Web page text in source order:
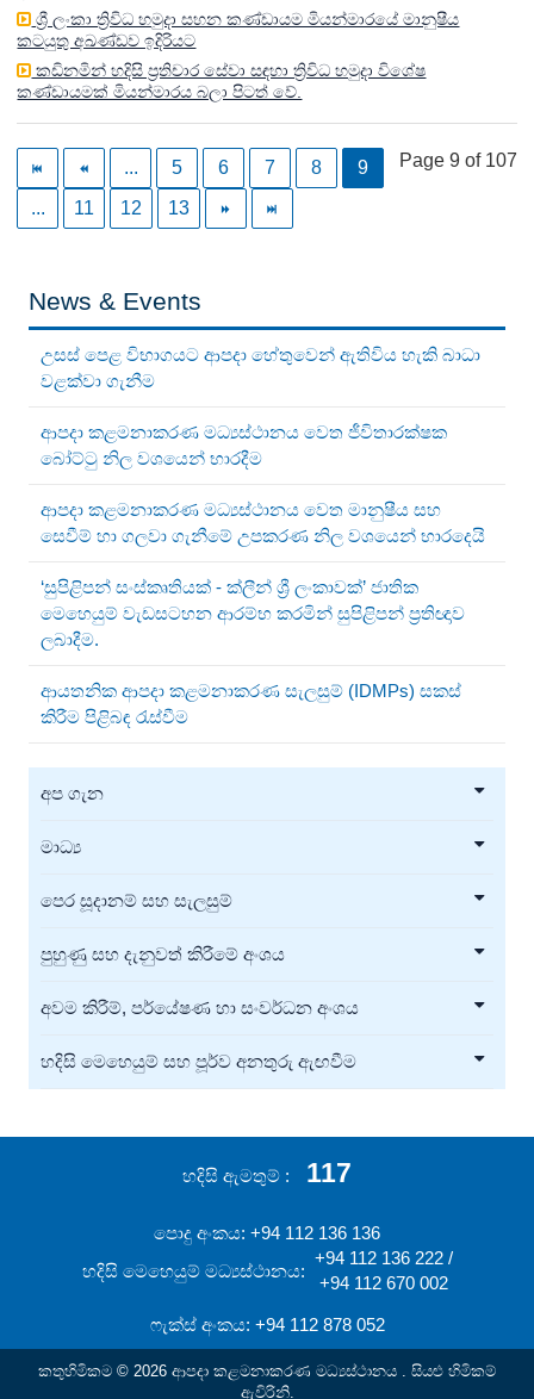
ශ්‍රී ලංකා ත්‍රිවිධ හමුදා සහන කණ්ඩායම මියන්මාරයේ මානුෂීය
කටයුතු අඛණ්ඩව ඉදිරියට
කඩිනමින් හදිසි ප්‍රතිචාර සේවා සඳහා ත්‍රිවිධ හමුදා විශේෂ
කණ්ඩායමක් මියන්මාරය බලා පිටත් වේ.
Page 9 of 107
... 5 6 7 8
9
...
11 12 13
News & Events
උසස් පෙළ විභාගයට ආපදා හේතුවෙන් ඇතිවිය හැකි බාධා
වළක්වා ගැනීම
ආපදා කළමනාකරණ මධ්‍යස්ථානය වෙත ජීවිතාරක්ෂක
බෝට්ටු නිල වශයෙන් භාරදීම
ආපදා කළමනාකරණ මධ්‍යස්ථානය වෙත මානුෂීය සහ
සෙවීම් හා ගලවා ගැනීමේ උපකරණ නිල වශයෙන් භාරදෙයි
‘සුපිළිපන් සංස්කෘතියක් - ක්ලීන් ශ්‍රී ලංකාවක්’ ජාතික
මෙහෙයුම් වැඩසටහන ආරම්භ කරමින් සුපිළිපන් ප්‍රතිඥාව
ලබාදීම.
ආයතනික ආපදා කළමනාකරණ සැලසුම් (IDMPs) සකස්
කිරීම පිළිබඳ රැස්වීම
අප ගැන
මාධ්‍ය
පෙර සූදානම් සහ සැලසුම්
පුහුණු සහ දැනුවත් කිරීමේ අංශය
අවම කිරීම්, පර්යේෂණ හා සංවර්ධන අංශය
හදිසි මෙහෙයුම් සහ පූර්ව අනතුරු ඇඟවීම
හදිසි ඇමතුම් 117
පොදු අංකය: +94 112 136 136
හදිසි මෙහෙයුම් මධ්‍යස්ථානය:
+94 112 136 222 /
+94 112 670 002
ෆැක්ස් අංකය: +94 112 878 052
කතුහිමිකම © 2026 ආපදා කළමනාකරණ මධ්‍යස්ථානය . සියළු හිමිකම්
ඇවිරිනි.